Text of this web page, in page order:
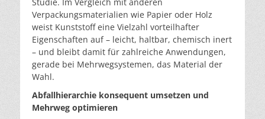
Verpackungsmaterialien wie Papier oder Holz
weist Kunststoff eine Vielzahl vorteilhafter
Eigenschaften auf – leicht, haltbar, chemisch inert
– und bleibt damit für zahlreiche Anwendungen,
gerade bei Mehrwegsystemen, das Material der
Wahl.
Abfallhierarchie konsequent umsetzen und
Mehrweg optimieren